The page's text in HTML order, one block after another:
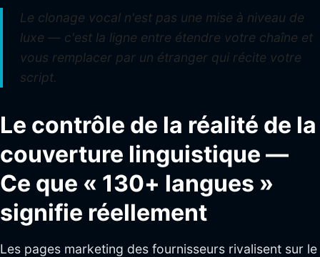
Le clonage vocal n'est pas une mise à niveau de
luxe — c'est la ligne entre étendre votre chaîne et
vous remplacer par un étranger qui récite votre
script.
Le contrôle de la réalité de la
couverture linguistique —
Ce que « 130+ langues »
signifie réellement
Les pages marketing des fournisseurs rivalisent sur le